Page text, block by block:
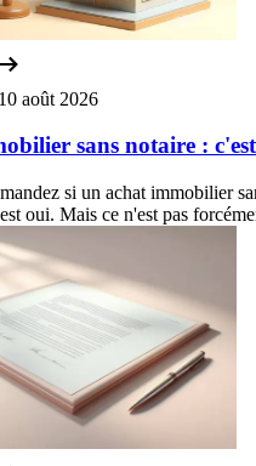
août 2026
sans notaire :
si un achat immobilier
oui. Mais ce n'est pas